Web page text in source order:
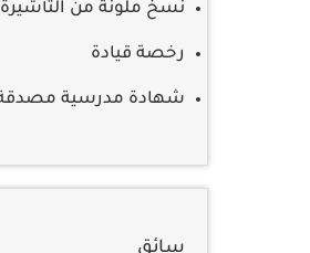
نسخ ملونة من التأشيرة
رخصة قيادة
شهادة مدرسية مصدقة
سائق